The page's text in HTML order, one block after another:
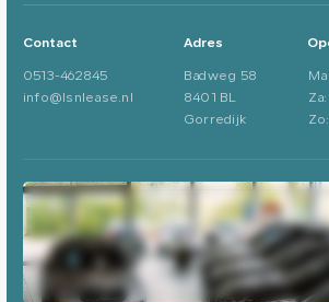
Contact
0513-462845
info@lsnlease.nl
Adres
Badweg 58
8401 BL
Gorredijk
Za:
Zo: